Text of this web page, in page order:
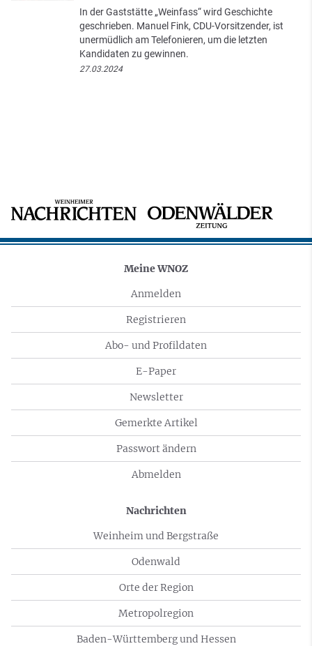
In der Gaststätte „Weinfass“ wird Geschichte
geschrieben. Manuel Fink, CDU-Vorsitzender, ist
unermüdlich am Telefonieren, um die letzten
Kandidaten zu gewinnen.
27.03.2024
Meine WNOZ
Anmelden
Registrieren
Abo- und Profildaten
E-Paper
Newsletter
Gemerkte Artikel
Passwort ändern
Abmelden
Nachrichten
Weinheim und Bergstraße
Odenwald
Orte der Region
Metropolregion
Baden-Württemberg und Hessen